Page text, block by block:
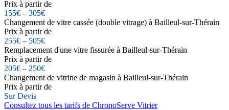
Prix à partir de
155€ – 305€
Changement de vitre cassée (double vitrage) à Bailleul-sur-Thérain
Prix à partir de
255€ – 505€
Remplacement d'une vitre fissurée à Bailleul-sur-Thérain
Prix à partir de
205€ – 250€
Changement de vitrine de magasin à Bailleul-sur-Thérain
Prix à partir de
Sur Devis
Consultez tous les tarifs de ChronoServe Vitrier